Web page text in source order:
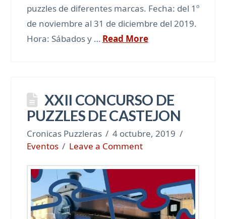
puzzles de diferentes marcas. Fecha: del 1º
de noviembre al 31 de diciembre del 2019.
Hora: Sábados y … Read More
XXII CONCURSO DE
PUZZLES DE CASTEJON
Cronicas Puzzleras
4 octubre, 2019
Eventos
Leave a Comment